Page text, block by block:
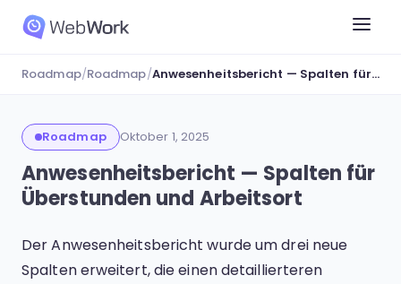
Roadmap/Roadmap/ Anwesenheitsbericht — Spalten für Überstunden und Arbeitsort
Roadmap Oktober 1, 2025
Anwesenheitsbericht — Spalten für
Überstunden und Arbeitsort
Der Anwesenheitsbericht wurde um drei neue
Spalten erweitert, die einen detaillierteren